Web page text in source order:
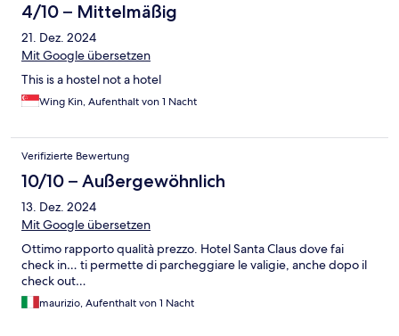
4/10 – Mittelmäßig
21. Dez. 2024
Mit Google übersetzen
This is a hostel not a hotel
Wing Kin, Aufenthalt von 1 Nacht
Verifizierte Bewertung
10/10 – Außergewöhnlich
13. Dez. 2024
Mit Google übersetzen
Ottimo rapporto qualità prezzo. Hotel Santa Claus dove fai
check in… ti permette di parcheggiare le valigie, anche dopo il
check out…
maurizio, Aufenthalt von 1 Nacht